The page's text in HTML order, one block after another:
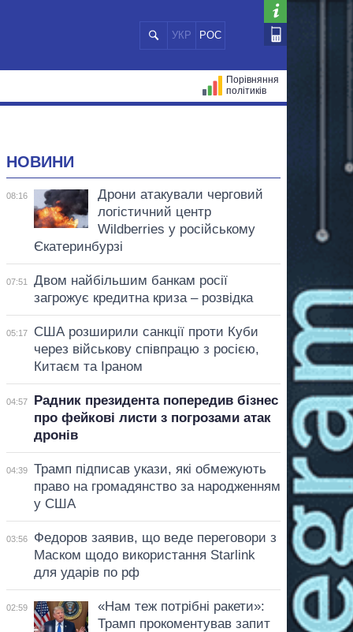
УКР РОС
Порівняння
політиків
НОВИНИ
08:16
Дрони атакували черговий
логістичний центр
Wildberries у російському
Єкатеринбурзі
07:51
Двом найбільшим банкам росії
загрожує кредитна криза – розвідка
05:17
США розширили санкції проти Куби
через військову співпрацю з росією,
Китаєм та Іраном
04:57
Радник президента попередив бізнес
про фейкові листи з погрозами атак
дронів
04:39
Трамп підписав укази, які обмежують
право на громадянство за народженням
у США
03:56
Федоров заявив, що веде переговори з
Маском щодо використання Starlink
для ударів по рф
02:59
«Нам теж потрібні ракети»:
Трамп прокоментував запит